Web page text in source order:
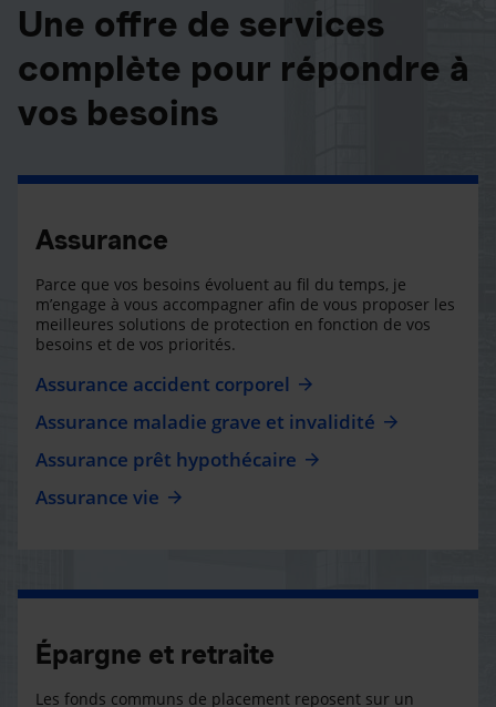
Une offre de services
complète pour répondre à
vos besoins
Assurance
Parce que vos besoins évoluent au fil du temps, je
m’engage à vous accompagner afin de vous proposer les
meilleures solutions de protection en fonction de vos
besoins et de vos priorités.
Assurance accident corporel
Assurance maladie grave et invalidité
Assurance prêt hypothécaire
Assurance vie
Épargne et retraite
Les fonds communs de placement reposent sur un